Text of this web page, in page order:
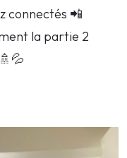
connectés 📲
la partie 2